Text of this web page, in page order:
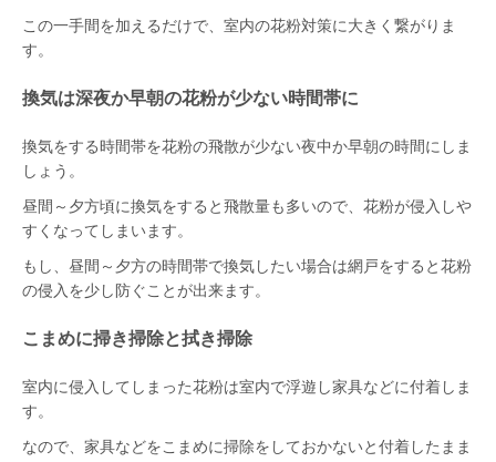
この一手間を加えるだけで、室内の花粉対策に大きく繋がりま
す。
換気は深夜か早朝の花粉が少ない時間帯に
換気をする時間帯を花粉の飛散が少ない夜中か早朝の時間にしま
しょう。
昼間～夕方頃に換気をすると飛散量も多いので、花粉が侵入しや
すくなってしまいます。
もし、昼間～夕方の時間帯で換気したい場合は網戸をすると花粉
の侵入を少し防ぐことが出来ます。
こまめに掃き掃除と拭き掃除
室内に侵入してしまった花粉は室内で浮遊し家具などに付着しま
す。
なので、家具などをこまめに掃除をしておかないと付着したまま